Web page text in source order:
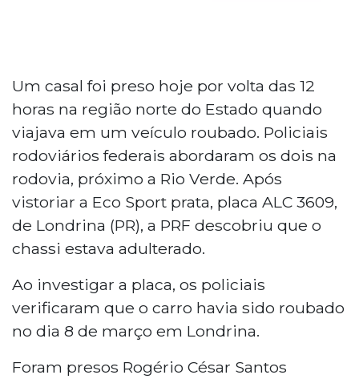
Um casal foi preso hoje por volta das 12
horas na região norte do Estado quando
viajava em um veículo roubado. Policiais
rodoviários federais abordaram os dois na
rodovia, próximo a Rio Verde. Após
vistoriar a Eco Sport prata, placa ALC 3609,
de Londrina (PR), a PRF descobriu que o
chassi estava adulterado.
Ao investigar a placa, os policiais
verificaram que o carro havia sido roubado
no dia 8 de março em Londrina.
Foram presos Rogério César Santos